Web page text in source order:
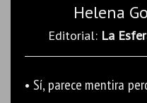
Helena
Editorial: La
• Sí, parece mentira